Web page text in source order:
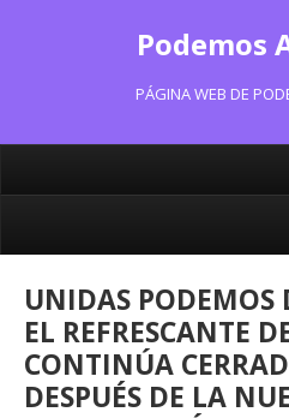
Podemos
PÁGINA WEB DE
Facebook
Instagram
Bluesky
Portavoz Municipal
Consejo Ciudadano Municipal
UNIDAS PODEMOS
EL REFRESCANTE
CONTINÚA
DESPUÉS DE LA